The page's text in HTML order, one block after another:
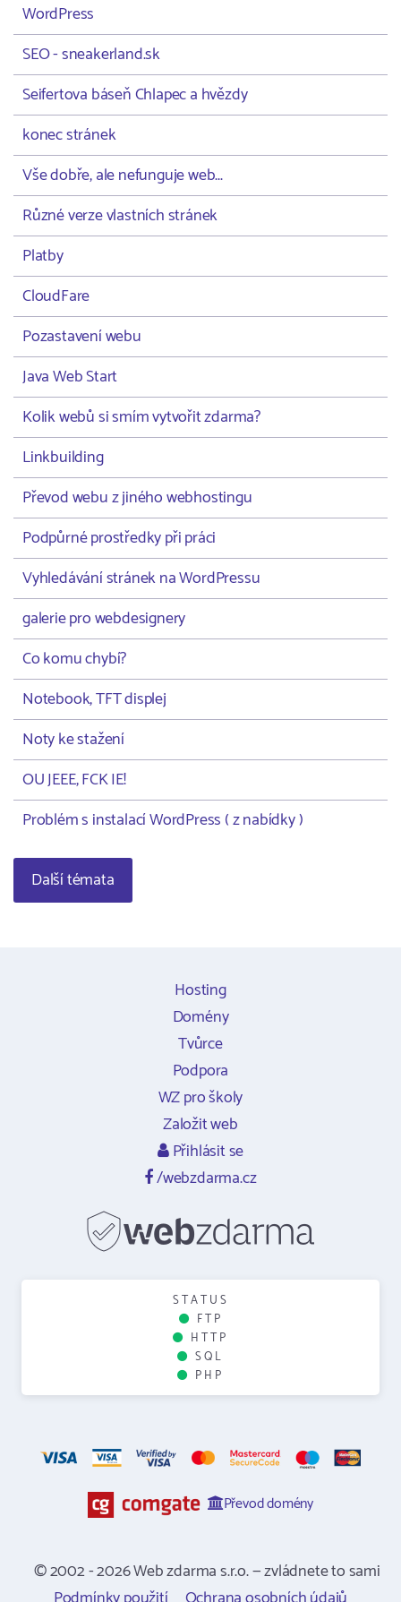
WordPress
SEO - sneakerland.sk
Seifertova báseň Chlapec a hvězdy
konec stránek
Vše dobře, ale nefunguje web...
Různé verze vlastních stránek
Platby
CloudFare
Pozastavení webu
Java Web Start
Kolik webů si smím vytvořit zdarma?
Linkbuilding
Převod webu z jiného webhostingu
Podpůrné prostředky při práci
Vyhledávání stránek na WordPressu
galerie pro webdesignery
Co komu chybí?
Notebook, TFT displej
Noty ke stažení
OU JEEE, FCK IE!
Problém s instalací WordPress ( z nabídky )
Další témata
Hosting
Domény
Tvůrce
Podpora
WZ pro školy
Založit web
Přihlásit se
/webzdarma.cz
STATUS
FTP
HTTP
SQL
PHP
Převod domény
© 2002 - 2026 Web zdarma s.r.o. — zvládnete to sami